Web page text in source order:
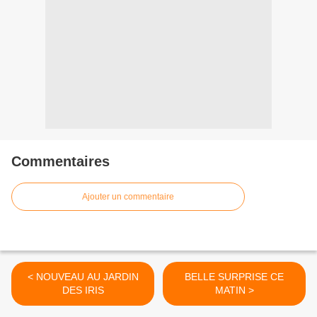
Commentaires
Ajouter un commentaire
< NOUVEAU AU JARDIN
DES IRIS
BELLE SURPRISE CE
MATIN >